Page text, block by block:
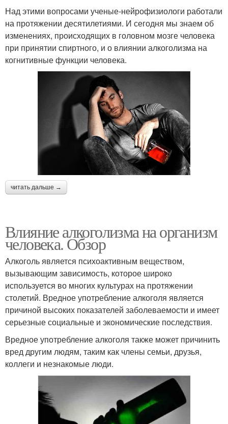
Над этими вопросами ученые-нейрофизиологи работали
на протяжении десятилетиями. И сегодня мы знаем об
изменениях, происходящих в головном мозге человека
при принятии спиртного, и о влиянии алкоголизма на
когнитивные функции человека.
читать дальше →
Влияние алкоголизма на организм
человека. Обзор
Алкоголь является психоактивным веществом,
вызывающим зависимость, которое широко
используется во многих культурах на протяжении
столетий. Вредное употребление алкоголя является
причиной высоких показателей заболеваемости и имеет
серьезные социальные и экономические последствия.
Вредное употребление алкоголя также может причинить
вред другим людям, таким как члены семьи, друзья,
коллеги и незнакомые люди.